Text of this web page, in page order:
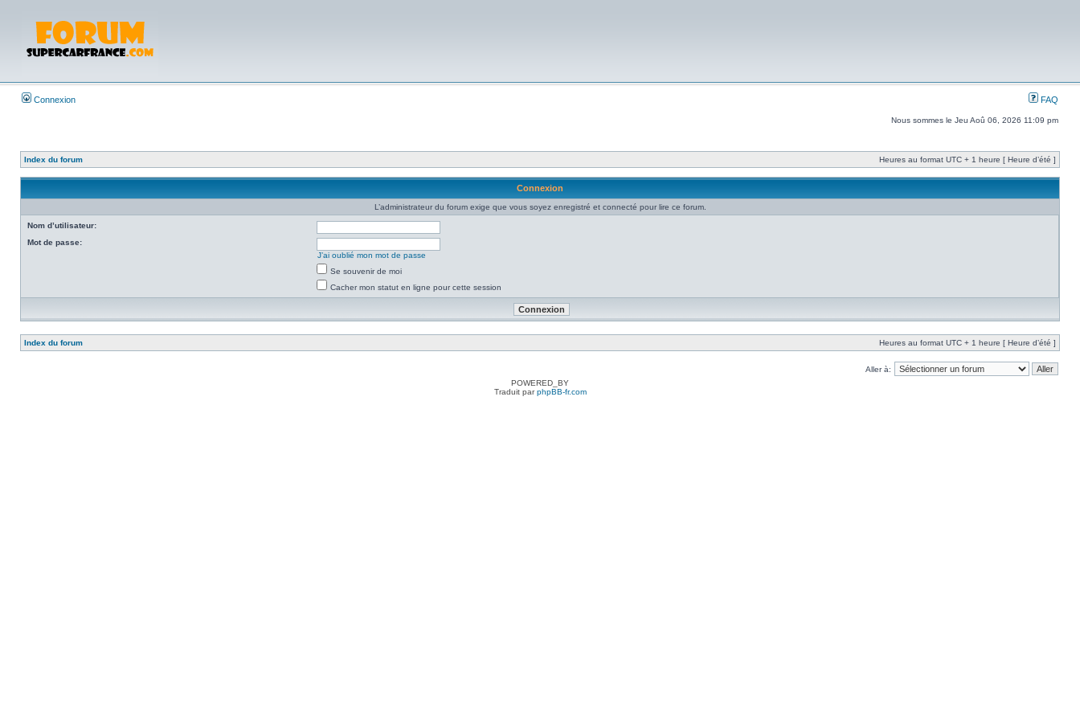
Connexion FAQ
Nous sommes le Jeu Aoû 06, 2026 11:09 pm
Index du forum Heures au format UTC + 1 heure [ Heure d’été ]
Connexion
L’administrateur du forum exige que vous soyez enregistré et connecté pour lire ce forum.
Nom d’utilisateur:
Mot de passe:
J’ai oublié mon mot de passe
Se souvenir de moi
Cacher mon statut en ligne pour cette session
Index du forum Heures au format UTC + 1 heure [ Heure d’été ]
Aller à:
POWERED_BY
Traduit parphpBB-fr.com